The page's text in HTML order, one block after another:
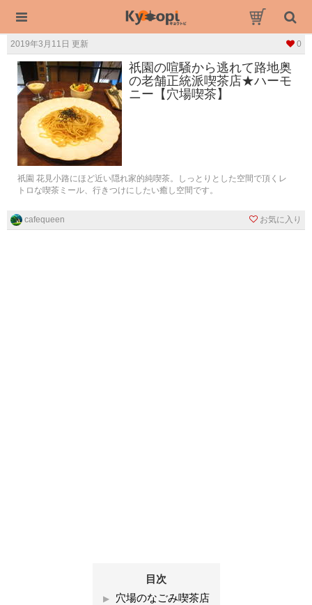
2019年3月11日 更新 0
祇園の喧騒から逃れて路地奥
の老舗正統派喫茶店★ハーモ
ニー【穴場喫茶】
祇園 花見小路にほど近い隠れ家的純喫茶。しっとりとした空間で頂くレ
トロな喫茶ミール、行きつけにしたい癒し空間です。
cafequeen お気に入り
目次
穴場のなごみ喫茶店